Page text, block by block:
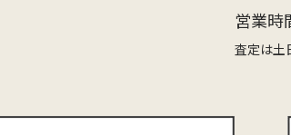
営業時
査定は土